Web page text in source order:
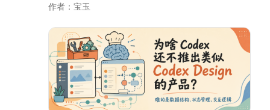
作者： 宝玉